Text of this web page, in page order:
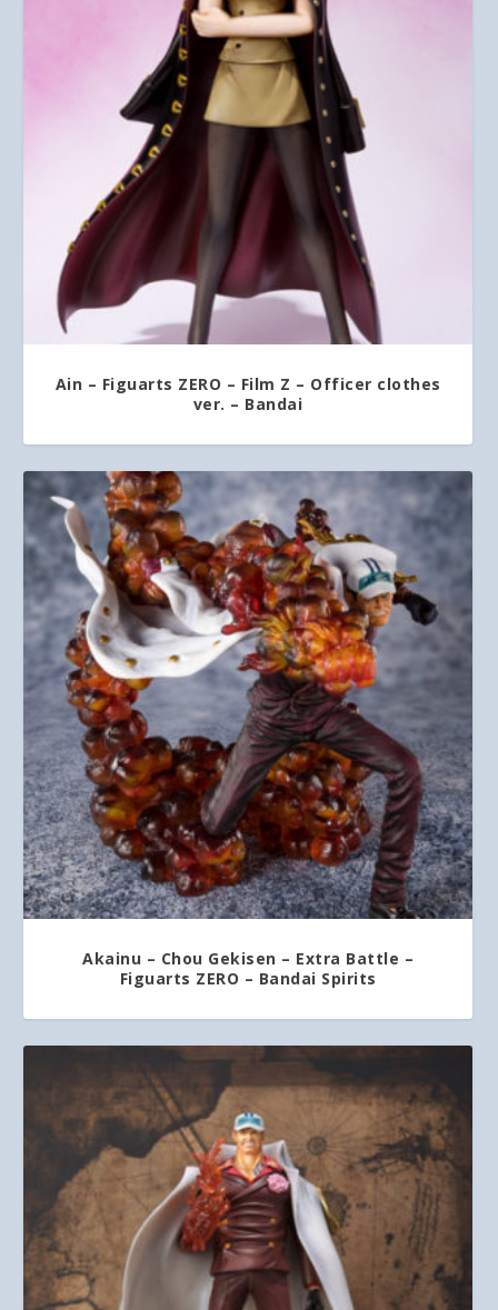
Ain – Figuarts ZERO – Film Z – Officer clothes
ver. – Bandai
Akainu – Chou Gekisen – Extra Battle –
Figuarts ZERO – Bandai Spirits